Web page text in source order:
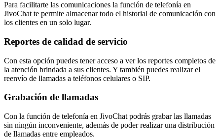
Para facilitarte las comunicaciones la función de telefonía en
JivoChat te permite almacenar todo el historial de comunicación con
los clientes en un solo lugar.
Reportes de calidad de servicio
Con esta opción puedes tener acceso a ver los reportes completos de
la atención brindada a sus clientes. Y también puedes realizar el
reenvío de llamadas a teléfonos celulares o SIP.
Grabación de llamadas
Con la función de telefonía en JivoChat podrás grabar las llamadas
sin ningún inconveniente, además de poder realizar una distribución
de llamadas entre empleados.